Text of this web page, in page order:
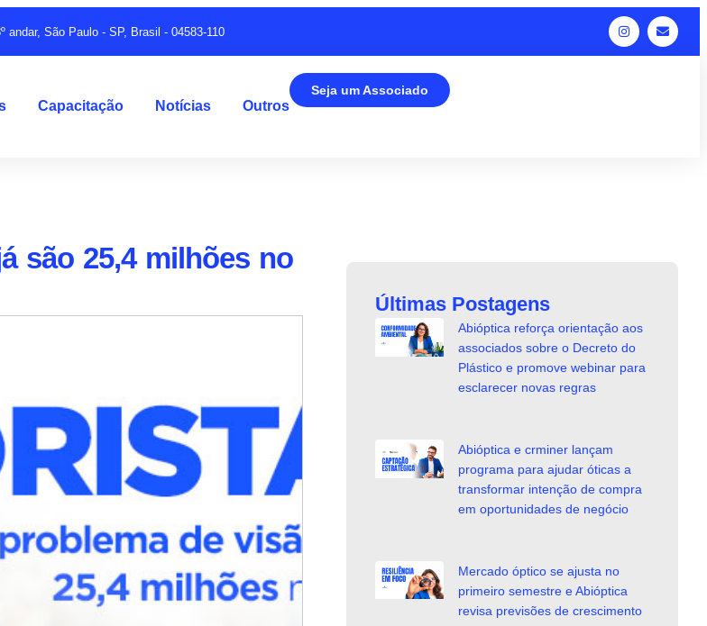
andar, São Paulo - SP, Brasil - 04583-110
Capacitação Notícias Outros
Seja um Associado
são 25,4 milhões no
Últimas Postagens
Abióptica reforça orientação aos
associados sobre o Decreto do
Plástico e promove webinar para
esclarecer novas regras
Abióptica e crminer lançam
programa para ajudar óticas a
transformar intenção de compra
em oportunidades de negócio
Mercado óptico se ajusta no
primeiro semestre e Abióptica
revisa previsões de crescimento